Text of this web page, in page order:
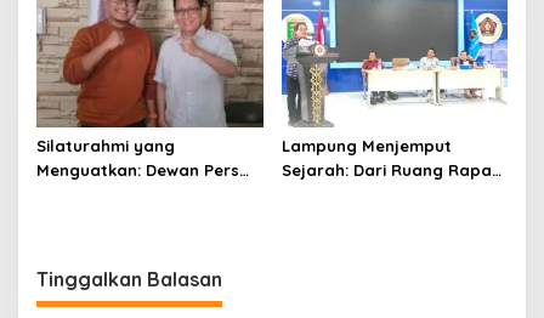
Silaturahmi yang
Menguatkan: Dewan Pers
Lampung Menjemput
Sejarah: Dari Ruang Rapat
Tinggalkan Balasan